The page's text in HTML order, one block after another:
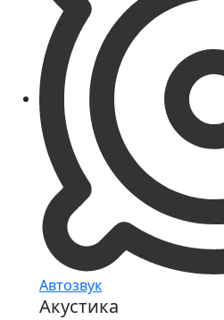
Автозвук
Акустика